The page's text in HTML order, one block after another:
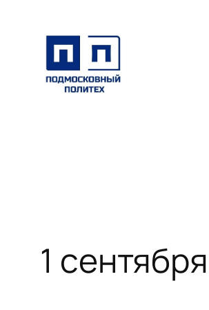
содержимому
1 сентября